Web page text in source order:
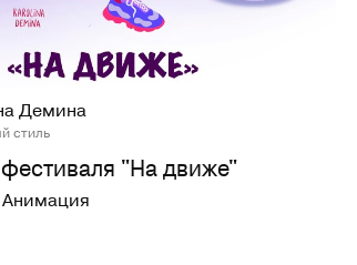
Демина
стиль
"На движе"
Анимация